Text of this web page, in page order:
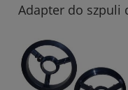
Adapter do szpuli